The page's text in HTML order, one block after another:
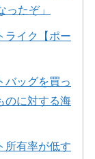
たぞ」
ライク【ポー
バッグを買っ
のに対する海
所有率が低す